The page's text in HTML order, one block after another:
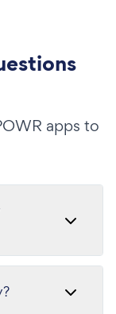
apps to